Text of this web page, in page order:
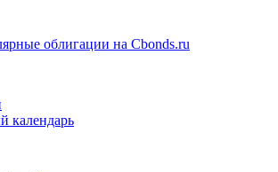
облигации на Cbonds.ru
календарь